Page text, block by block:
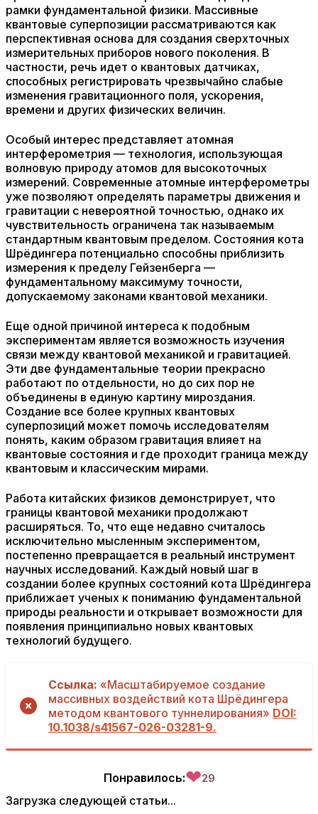
рамки фундаментальной физики. Массивные
квантовые суперпозиции рассматриваются как
перспективная основа для создания сверхточных
измерительных приборов нового поколения. В
частности, речь идет о квантовых датчиках,
способных регистрировать чрезвычайно слабые
изменения гравитационного поля, ускорения,
времени и других физических величин.
Особый интерес представляет атомная
интерферометрия — технология, использующая
волновую природу атомов для высокоточных
измерений. Современные атомные интерферометры
уже позволяют определять параметры движения и
гравитации с невероятной точностью, однако их
чувствительность ограничена так называемым
стандартным квантовым пределом. Состояния кота
Шрёдингера потенциально способны приблизить
измерения к пределу Гейзенберга —
фундаментальному максимуму точности,
допускаемому законами квантовой механики.
Еще одной причиной интереса к подобным
экспериментам является возможность изучения
связи между квантовой механикой и гравитацией.
Эти две фундаментальные теории прекрасно
работают по отдельности, но до сих пор не
объединены в единую картину мироздания.
Создание все более крупных квантовых
суперпозиций может помочь исследователям
понять, каким образом гравитация влияет на
квантовые состояния и где проходит граница между
квантовым и классическим мирами.
Работа китайских физиков демонстрирует, что
границы квантовой механики продолжают
расширяться. То, что еще недавно считалось
исключительно мысленным экспериментом,
постепенно превращается в реальный инструмент
научных исследований. Каждый новый шаг в
создании более крупных состояний кота Шрёдингера
приближает ученых к пониманию фундаментальной
природы реальности и открывает возможности для
появления принципиально новых квантовых
технологий будущего.
Ссылка: «Масштабируемое создание
массивных воздействий кота Шрёдингера
методом квантового туннелирования» DOI:
10.1038/s41567-026-03281-9.
Понравилось:❤29
Загрузка следующей статьи...